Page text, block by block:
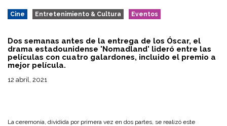
Cine Entretenimiento & Cultura Eventos
Dos semanas antes de la entrega de los Óscar, el
drama estadounidense 'Nomadland' lideró entre las
películas con cuatro galardones, incluido el premio a
mejor película.
12 abril, 2021
La ceremonia, dividida por primera vez en dos partes, se realizó este